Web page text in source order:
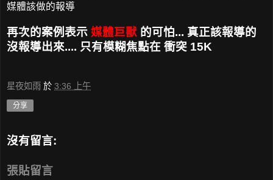
媒體該做的報導
再次的案例表示 媒體巨獸 的可怕... 真正該報導的
沒報導出來.... 只有模糊焦點在 衝突 15K
星夜如雨 於 3:36 上午
分享
沒有留言:
張貼留言